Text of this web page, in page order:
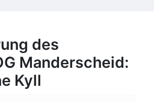
des
Manderscheid:
Kyll